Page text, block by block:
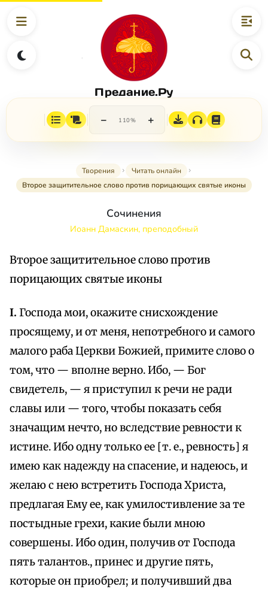
Предание.Ру
− 110% +
Творения
Читать онлайн
Второе защитительное слово против порицающих святые иконы
Сочинения
Иоанн Дамаскин, преподобный
Второе защитительное слово против
порицающих святые иконы
I. Господа мои, окажите снисхождение
просящему, и от меня, непотребного и самого
малого раба Церкви Божией, примите слово о
том, что — вполне верно. Ибо, — Бог
свидетель, — я приступил к речи не ради
славы или — того, чтобы показать себя
значащим нечто, но вследствие ревности к
истине. Ибо одну только ее [т. е., ревность] я
имею как надежду на спасение, и надеюсь, и
желаю с нею встретить Господа Христа,
предлагая Ему ее, как умилостивление за те
постыдные грехи, какие были мною
совершены. Ибо один, получив от Господа
пять талантов., принес и другие пять,
которые он приобрел; и получивший два